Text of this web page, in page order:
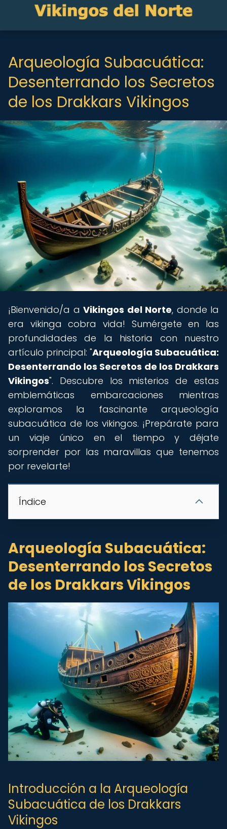
Arqueología Subacuática:
Desenterrando los Secretos
de los Drakkars Vikingos
¡Bienvenido/a a Vikingos del Norte, donde la
era vikinga cobra vida! Sumérgete en las
profundidades de la historia con nuestro
artículo principal: "Arqueología Subacuática:
Desenterrando los Secretos de los Drakkars
Vikingos". Descubre los misterios de estas
emblemáticas embarcaciones mientras
exploramos la fascinante arqueología
subacuática de los vikingos. ¡Prepárate para
un viaje único en el tiempo y déjate
sorprender por las maravillas que tenemos
por revelarte!
Índice
Arqueología Subacuática:
Desenterrando los Secretos
de los Drakkars Vikingos
Introducción a la Arqueología
Subacuática de los Drakkars
Vikingos